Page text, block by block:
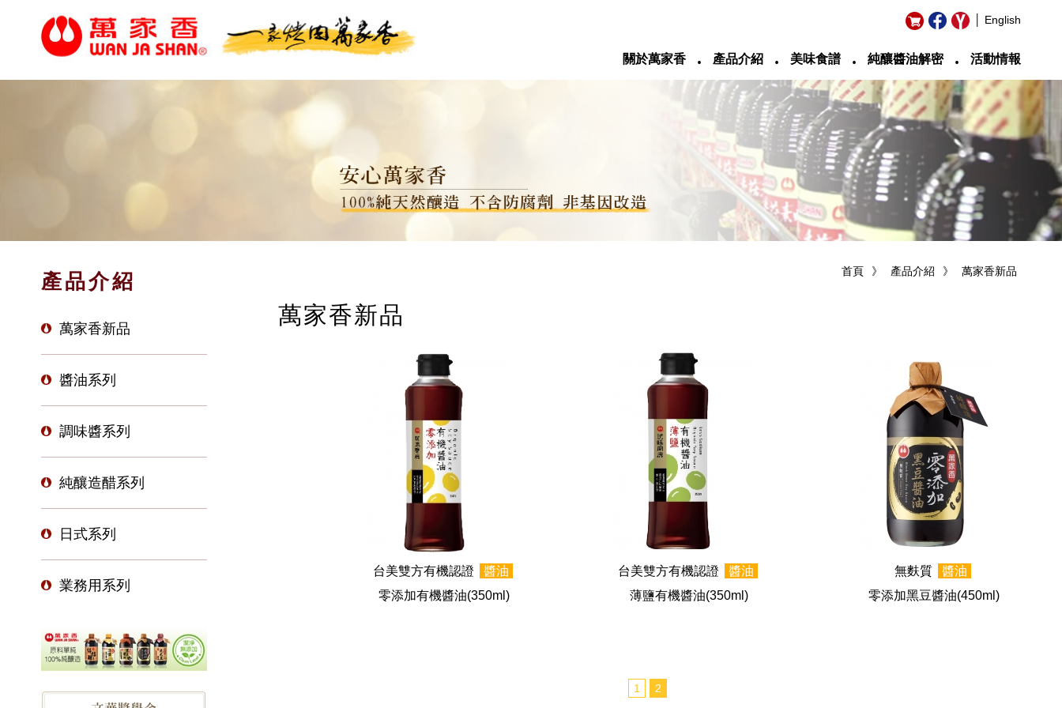
│ English
關於萬家香 ‧ 產品介紹 ‧ 美味食譜 ‧ 純釀醬油解密 ‧ 活動情報
產品介紹
萬家香新品
醬油系列
調味醬系列
純釀造醋系列
日式系列
業務用系列
萬家香新品
》
產品介紹
》
首頁
萬家香新品
台美雙方有機認證
醬油
零添加有機醬油(350ml)
台美雙方有機認證
醬油
薄鹽有機醬油(350ml)
無麩質
醬油
零添加黑豆醬油(450ml)
1 2